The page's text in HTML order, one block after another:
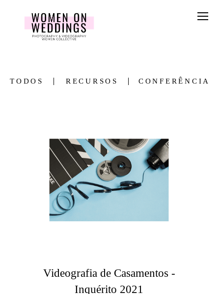
TODOS RECURSOS CONFERÊNCIA
Videografia de Casamentos -
Inquérito 2021